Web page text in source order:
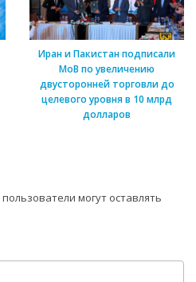
Иран и Пакистан подписали
МоВ по увеличению
двусторонней торговли до
целевого уровня в 10 млрд
долларов
пользователи могут оставлять